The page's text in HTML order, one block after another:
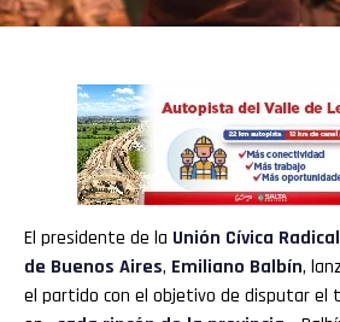
El presidente de la Unión Cívica Radical
de Buenos Aires, Emiliano Balbín,
el partido con el objetivo de disputar el